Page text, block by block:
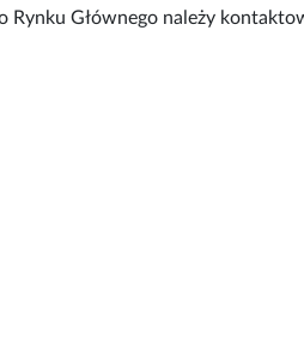
Rynku Głównego należy